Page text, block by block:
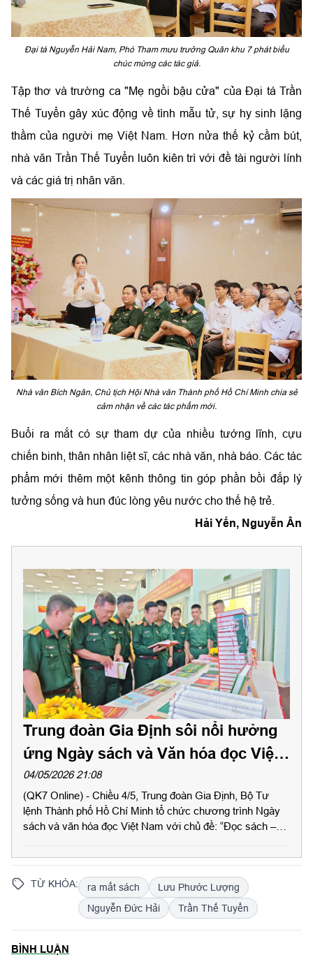
Đại tá Nguyễn Hải Nam, Phó Tham mưu trưởng Quân khu 7 phát biểu
chúc mừng các tác giả.
Tập thơ và trường ca "Mẹ ngồi bậu cửa" của Đại tá Trần
Thế Tuyển gây xúc động về tình mẫu tử, sự hy sinh lặng
thầm của người mẹ Việt Nam. Hơn nửa thế kỷ cầm bút,
nhà văn Trần Thế Tuyển luôn kiên trì với đề tài người lính
và các giá trị nhân văn.
Nhà văn Bích Ngân, Chủ tịch Hội Nhà văn Thành phố Hồ Chí Minh chia sẻ
cảm nhận về các tác phẩm mới.
Buổi ra mắt có sự tham dự của nhiều tướng lĩnh, cựu
chiến binh, thân nhân liệt sĩ, các nhà văn, nhà báo. Các tác
phẩm mới thêm một kênh thông tin góp phần bồi đắp lý
tưởng sống và hun đúc lòng yêu nước cho thế hệ trẻ.
Hải Yến, Nguyễn Ân
Trung đoàn Gia Định sôi nổi hưởng
ứng Ngày sách và Văn hóa đọc Việt
Nam năm 2026
04/05/2026 21:08
(QK7 Online) - Chiều 4/5, Trung đoàn Gia Định, Bộ Tư
lệnh Thành phố Hồ Chí Minh tổ chức chương trình Ngày
sách và văn hóa đọc Việt Nam với chủ đề: “Đọc sách –
sáng tạo” với sự tham gia của hơn 200 cán bộ, chiến sĩ
TỪ KHÓA: ra mắt sách
Lưu Phước Lượng
Nguyễn Đức Hải
Trần Thế Tuyển
BÌNH LUẬN